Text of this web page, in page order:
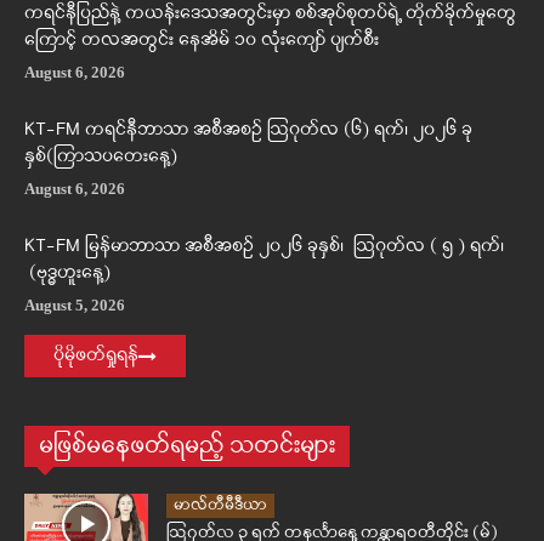
ကရင်နီပြည်နဲ့ ကယန်းဒေသအတွင်းမှာ စစ်အုပ်စုတပ်ရဲ့ တိုက်ခိုက်မှုတွေ
ကြောင့် တလအတွင်း နေအိမ် ၁၀ လုံးကျော် ပျက်စီး
August 6, 2026
KT-FM ကရင်နီဘာသာ အစီအစဉ် ဩဂုတ်လ (၆) ရက်၊ ၂၀၂၆ ခု
နှစ်(ကြာသပတေးနေ့)
August 6, 2026
KT-FM မြန်မာဘာသာ အစီအစဉ် ၂၀၂၆ ခုနှစ်၊ ဩဂုတ်လ ( ၅ ) ရက်၊
(ဗုဒ္ဓဟူးနေ့)
August 5, 2026
ပိုမိုဖတ်ရှုရန်
မဖြစ်မနေဖတ်ရမည့် သတင်းများ
မာလ်တီမီဒီယာ
ဩဂုတ်လ ၃ ရက် တနင်္လာနေ့ ကန္တာရဝတီတိုင်း (မ်)